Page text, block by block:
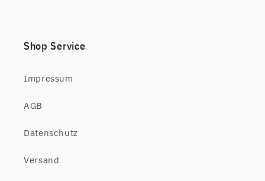
Shop Service
Impressum
AGB
Datenschutz
Versand